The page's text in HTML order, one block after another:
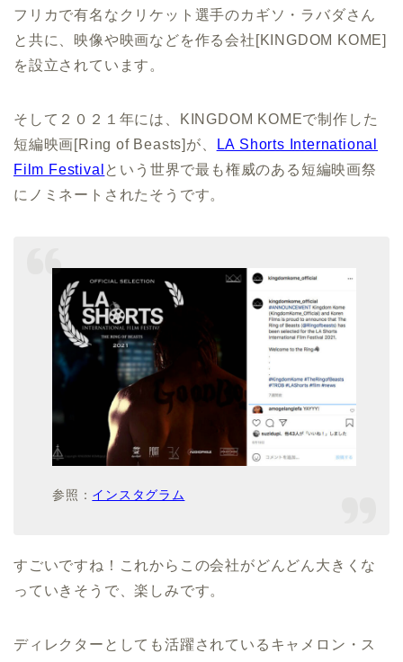
フリカで有名なクリケット選手のカギソ・ラバダさん
と共に、映像や映画などを作る会社[KINGDOM KOME]
を設立されています。
そして２０２１年には、KINGDOM KOMEで制作した
短編映画[Ring of Beasts]が、
LA Shorts International
Film Festival という世界で最も権威のある短編映画祭
にノミネートされたそうです。
参照： インスタグラム
すごいですね！これからこの会社がどんどん大きくな
っていきそうで、楽しみです。
ディレクターとしても活躍されているキャメロン・ス